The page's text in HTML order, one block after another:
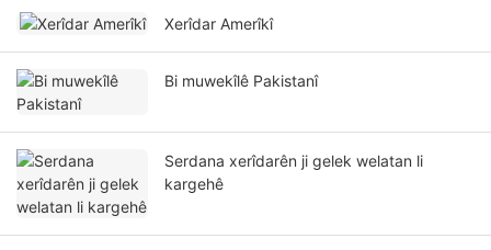
Xerîdar Amerîkî
Bi muwekîlê Pakistanî
Serdana xerîdarên ji gelek welatan li
kargehê